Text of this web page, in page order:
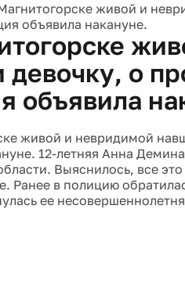
живой и
объявила накануне.
девочку, о
объявила
живой и невридимой
12-летняя Анна
Выяснилось, все
Ранее в полицию
ее